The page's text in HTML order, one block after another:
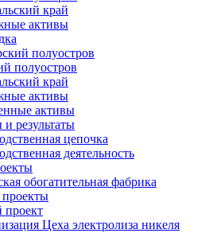
край
активы
полуостров
полуостров
край
активы
активы
результаты
цепочка
деятельность
обогатительная фабрика
Цеха электролиза никеля